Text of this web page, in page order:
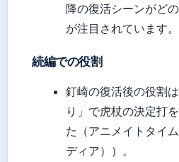
降の復活シーンがど
が注目されています。
続編での役割
釘崎の復活後の役割
り」で虎杖の決定打
た（アニメイトタイ
ディア））。